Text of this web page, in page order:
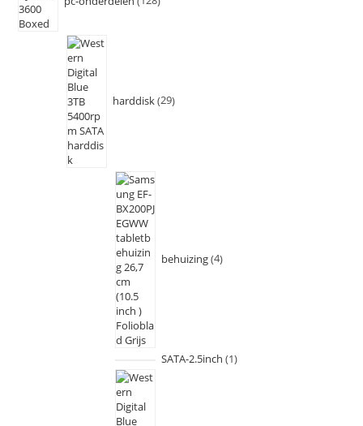
harddisk 29
behuizing 4
SATA-2.5inch 1